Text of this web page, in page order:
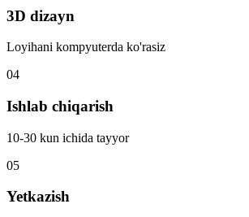
3D dizayn
Loyihani kompyuterda ko'rasiz
04
Ishlab chiqarish
10-30 kun ichida tayyor
05
Yetkazish